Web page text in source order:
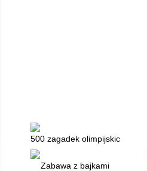
500 zagadek olimpijskich
Zabawa z bajkami